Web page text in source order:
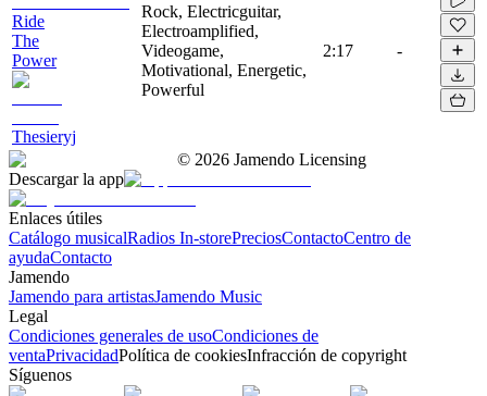
Ride
The
Power
Thesieryj
Rock, Electricguitar,
Electroamplified,
Videogame,
Motivational, Energetic,
Powerful
2:17 -
© 2026 Jamendo Licensing
Descargar la app
Enlaces útiles
Catálogo musicalRadios In-storePreciosContactoCentro de
ayudaContacto
Jamendo
Jamendo para artistasJamendo Music
Legal
Condiciones generales de usoCondiciones de
ventaPrivacidadPolítica de cookiesInfracción de copyright
Síguenos